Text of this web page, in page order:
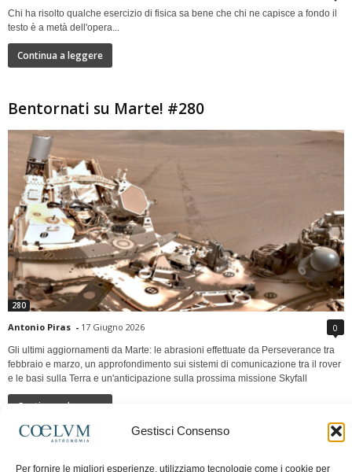
Gestisci Consenso
Per fornire le migliori esperienze, utilizziamo tecnologie come i cookie per
Chi ha risolto qualche esercizio di fisica sa bene che chi ne capisce a fondo il
testo è a metà dell'opera...
Continua a leggere
Bentornati su Marte! #280
280
Antonio Piras - 17 Giugno 2026 0
Gli ultimi aggiornamenti da Marte: le abrasioni effettuate da Perseverance tra
febbraio e marzo, un approfondimento sui sistemi di comunicazione tra il rover
e le basi sulla Terra e un'anticipazione sulla prossima missione Skyfall
Continua a leggere